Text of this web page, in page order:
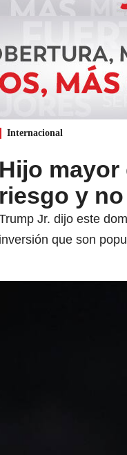
Internacional
Hijo mayor
riesgo y
Jr. dijo este
inversión que son